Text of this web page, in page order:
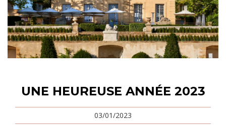
UNE HEUREUSE ANNÉE 2023
03/01/2023